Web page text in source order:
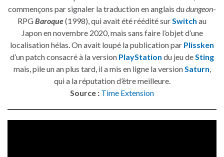
commençons par signaler la traduction en anglais dudungeon-
RPGBaroque(1998), qui avait été réédité surSwitch au
Japon en novembre 2020, mais sans faire l’objet d’une
localisation hélas. On avait loupé la publication par Plissken
d’un patch consacré à la version PlayStation du jeu deSting
mais, pile un an plus tard, il a mis en ligne la versionSaturn,
qui a la réputation d’être meilleure.
Source : Time Extension